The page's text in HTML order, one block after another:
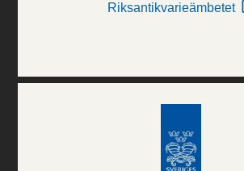
Riksantikvarieämbetet